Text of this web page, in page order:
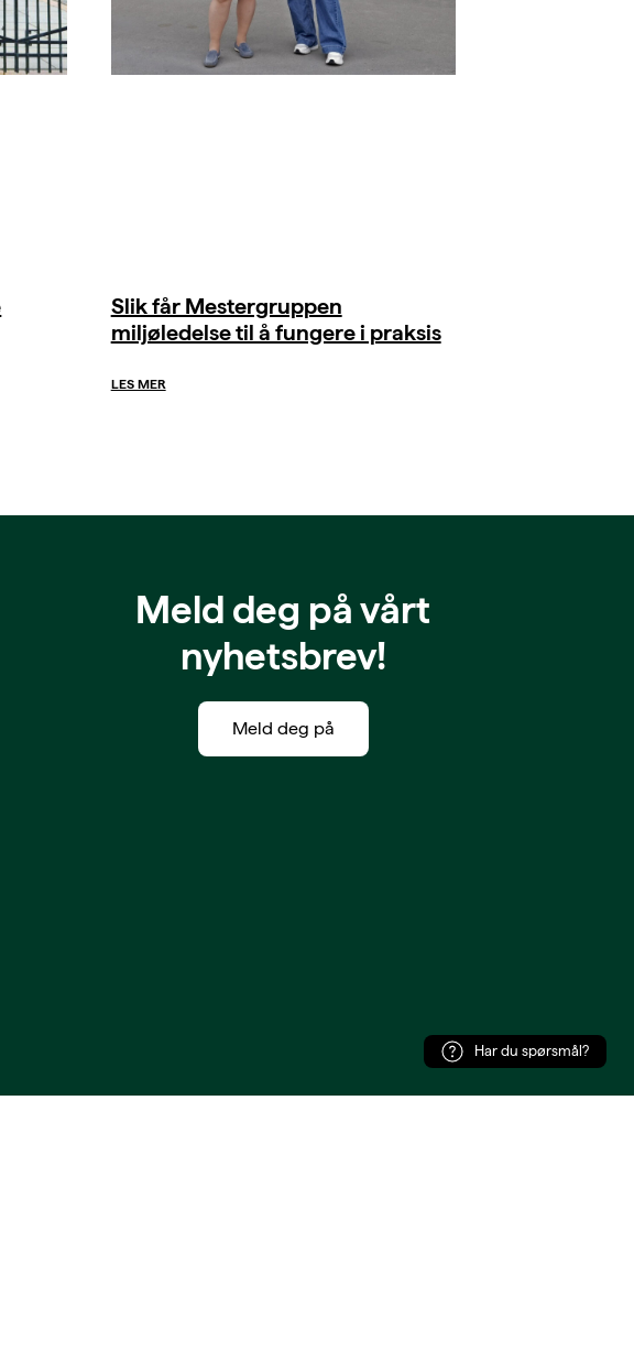
Slik får Mestergruppen
miljøledelse til å fungere i praksis
LES MER
Meld deg på vårt
nyhetsbrev!
Meld deg på
Har du spørsmål?